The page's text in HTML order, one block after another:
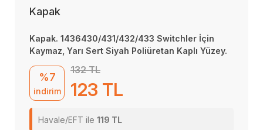
Kapak
Kapak. 1436430/431/432/433 Switchler İçin
Kaymaz, Yarı Sert Siyah Poliüretan Kaplı Yüzey.
%7
indirim
132 TL
123 TL
Havale/EFT ile 119 TL